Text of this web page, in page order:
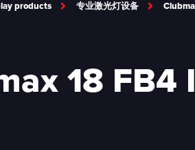
products 专业激光灯设备
18 FB4